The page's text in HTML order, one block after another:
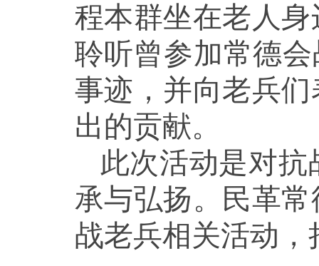
程本群坐在老人
聆听曾参加常德
事迹，并向老兵
出的贡献。
此次活动是对
承与弘扬。民革
战老兵相关活动